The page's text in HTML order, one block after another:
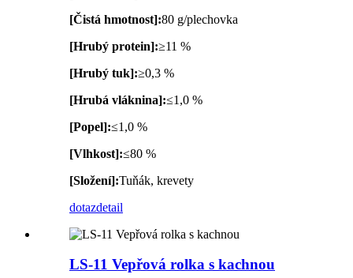
[Čistá hmotnost]:80 g/plechovka
[Hrubý protein]:≥11 %
[Hrubý tuk]:≥0,3 %
[Hrubá vláknina]:≤1,0 %
[Popel]:≤1,0 %
[Vlhkost]:≤80 %
[Složení]:Tuňák, krevety
dotazdetail
LS-11 Vepřová rolka s kachnou